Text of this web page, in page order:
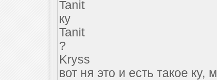
Tanit
ку
Tanit
?
Kryss
вот ня это и есть такое ку,